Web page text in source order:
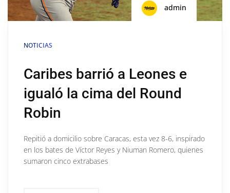
admin
NOTICIAS
Caribes barrió a Leones e
igualó la cima del Round
Robin
Repitió a domicilio sobre Caracas, esta vez 8-6, inspirado
en los bates de Víctor Reyes y Niuman Romero, quienes
sumaron cinco extrabases